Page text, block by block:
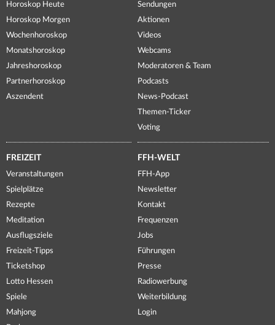
Horoskop Heute
Horoskop Morgen
Wochenhoroskop
Monatshoroskop
Jahreshoroskop
Partnerhoroskop
Aszendent
Sendungen
Aktionen
Videos
Webcams
Moderatoren & Team
Podcasts
News-Podcast
Themen-Ticker
Voting
FREIZEIT
Veranstaltungen
Spielplätze
Rezepte
Meditation
Ausflugsziele
Freizeit-Tipps
Ticketshop
Lotto Hessen
Spiele
Mahjong
FFH-WELT
FFH-App
Newsletter
Kontakt
Frequenzen
Jobs
Führungen
Presse
Radiowerbung
Weiterbildung
Login